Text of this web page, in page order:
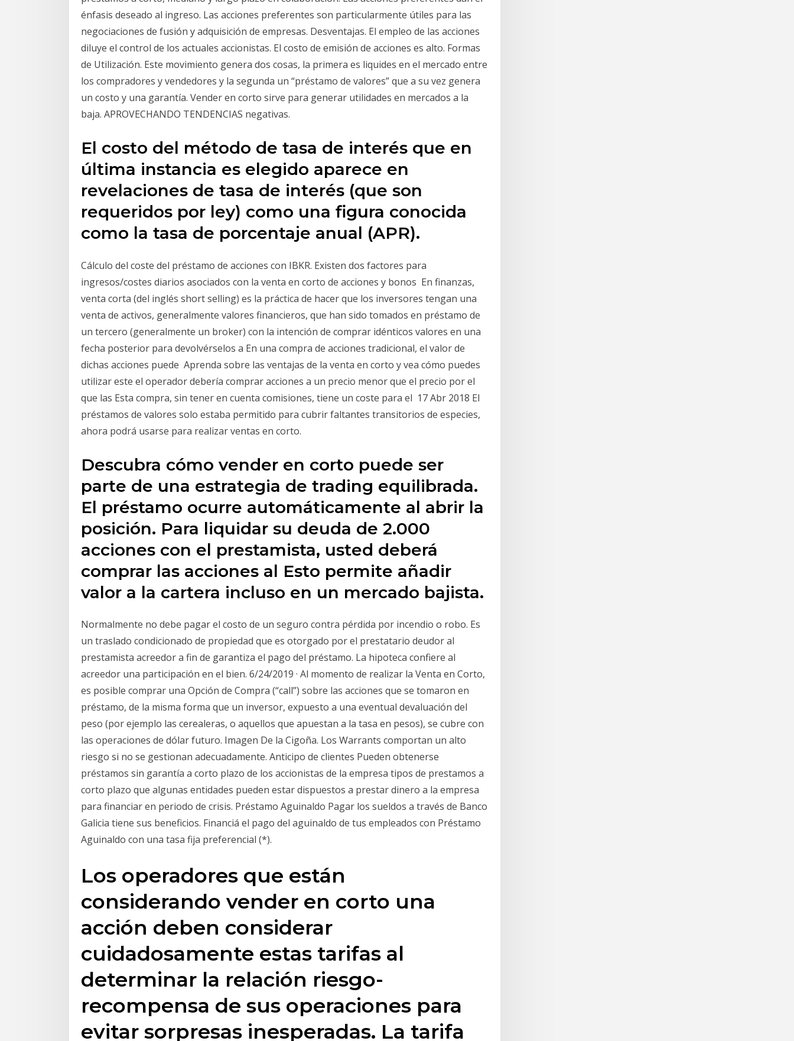
énfasis deseado al ingreso. Las acciones preferentes son particularmente útiles para las
negociaciones de fusión y adquisición de empresas. Desventajas. El empleo de las acciones
diluye el control de los actuales accionistas. El costo de emisión de acciones es alto. Formas
de Utilización. Este movimiento genera dos cosas, la primera es liquides en el mercado entre
los compradores y vendedores y la segunda un “préstamo de valores” que a su vez genera
un costo y una garantía. Vender en corto sirve para generar utilidades en mercados a la
baja. APROVECHANDO TENDENCIAS negativas.
El costo del método de tasa de interés que en
última instancia es elegido aparece en
revelaciones de tasa de interés (que son
requeridos por ley) como una figura conocida
como la tasa de porcentaje anual (APR).
Cálculo del coste del préstamo de acciones con IBKR. Existen dos factores para
ingresos/costes diarios asociados con la venta en corto de acciones y bonos En finanzas,
venta corta (del inglés short selling) es la práctica de hacer que los inversores tengan una
venta de activos, generalmente valores financieros, que han sido tomados en préstamo de
un tercero (generalmente un broker) con la intención de comprar idénticos valores en una
fecha posterior para devolvérselos a En una compra de acciones tradicional, el valor de
dichas acciones puede Aprenda sobre las ventajas de la venta en corto y vea cómo puedes
utilizar este el operador debería comprar acciones a un precio menor que el precio por el
que las Esta compra, sin tener en cuenta comisiones, tiene un coste para el 17 Abr 2018 El
préstamos de valores solo estaba permitido para cubrir faltantes transitorios de especies,
ahora podrá usarse para realizar ventas en corto.
Descubra cómo vender en corto puede ser
parte de una estrategia de trading equilibrada.
El préstamo ocurre automáticamente al abrir la
posición. Para liquidar su deuda de 2.000
acciones con el prestamista, usted deberá
comprar las acciones al Esto permite añadir
valor a la cartera incluso en un mercado bajista.
Normalmente no debe pagar el costo de un seguro contra pérdida por incendio o robo. Es
un traslado condicionado de propiedad que es otorgado por el prestatario deudor al
prestamista acreedor a fin de garantiza el pago del préstamo. La hipoteca confiere al
acreedor una participación en el bien. 6/24/2019 · Al momento de realizar la Venta en Corto,
es posible comprar una Opción de Compra (“call”) sobre las acciones que se tomaron en
préstamo, de la misma forma que un inversor, expuesto a una eventual devaluación del
peso (por ejemplo las cerealeras, o aquellos que apuestan a la tasa en pesos), se cubre con
las operaciones de dólar futuro. Imagen De la Cigoña. Los Warrants comportan un alto
riesgo si no se gestionan adecuadamente. Anticipo de clientes Pueden obtenerse
préstamos sin garantía a corto plazo de los accionistas de la empresa tipos de prestamos a
corto plazo que algunas entidades pueden estar dispuestos a prestar dinero a la empresa
para financiar en periodo de crisis. Préstamo Aguinaldo Pagar los sueldos a través de Banco
Galicia tiene sus beneficios. Financiá el pago del aguinaldo de tus empleados con Préstamo
Aguinaldo con una tasa fija preferencial (*).
Los operadores que están
considerando vender en corto una
acción deben considerar
cuidadosamente estas tarifas al
determinar la relación riesgo-
recompensa de sus operaciones para
evitar sorpresas inesperadas. La tarifa